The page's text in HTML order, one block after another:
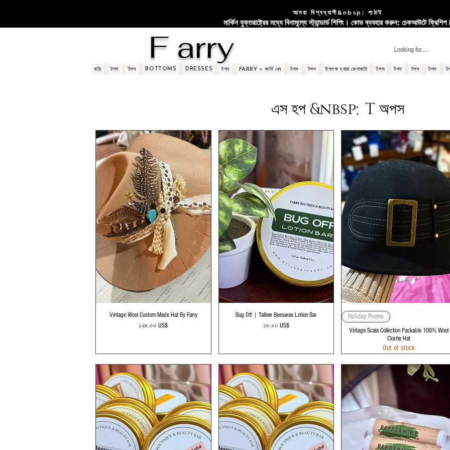
আমরা বিশ্বব্যাপী&nbsp; পাঠাই
মার্কিন যুক্তরাষ্ট্রের মধ্যে বিনামূল্যে স্ট্যান্ডার্ড শিপিং। কোড ব্যবহার করুন: চেকআউটে ফ্রিশিপ।
F arry
বাড়ি টপস টপস BOTTOMS DRESSES টপস FARRY + কার্ভি বেব টপস টপস উপলক্ষ দ্বারা কেনাকাটা টপস টপস টপস টপস
এস হপ &nbsp;T অপস
Quick View
Vintage Wool Custom Made Hat By Farry
Price
১২৮.০০ US$
Quick View
Bug Off | Tallow Beeswax Lotion Bar
Price
১৮.০০ US$
Quick View
Holiday Promo
Vintage Scala Collection Packable 100% Wool
Cloche Hat
Out of stock